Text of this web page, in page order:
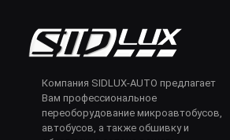
Компания SIDLUX-AUTO предлагает
Вам профессиональное
переоборудование микроавтобусов,
автобусов, а также обшивку и